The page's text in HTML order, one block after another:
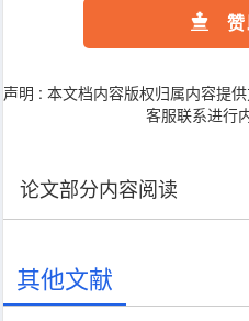
声明 : 本文档内容版权归属内容提
客服联系进行
论文部分内容阅读
其他文献